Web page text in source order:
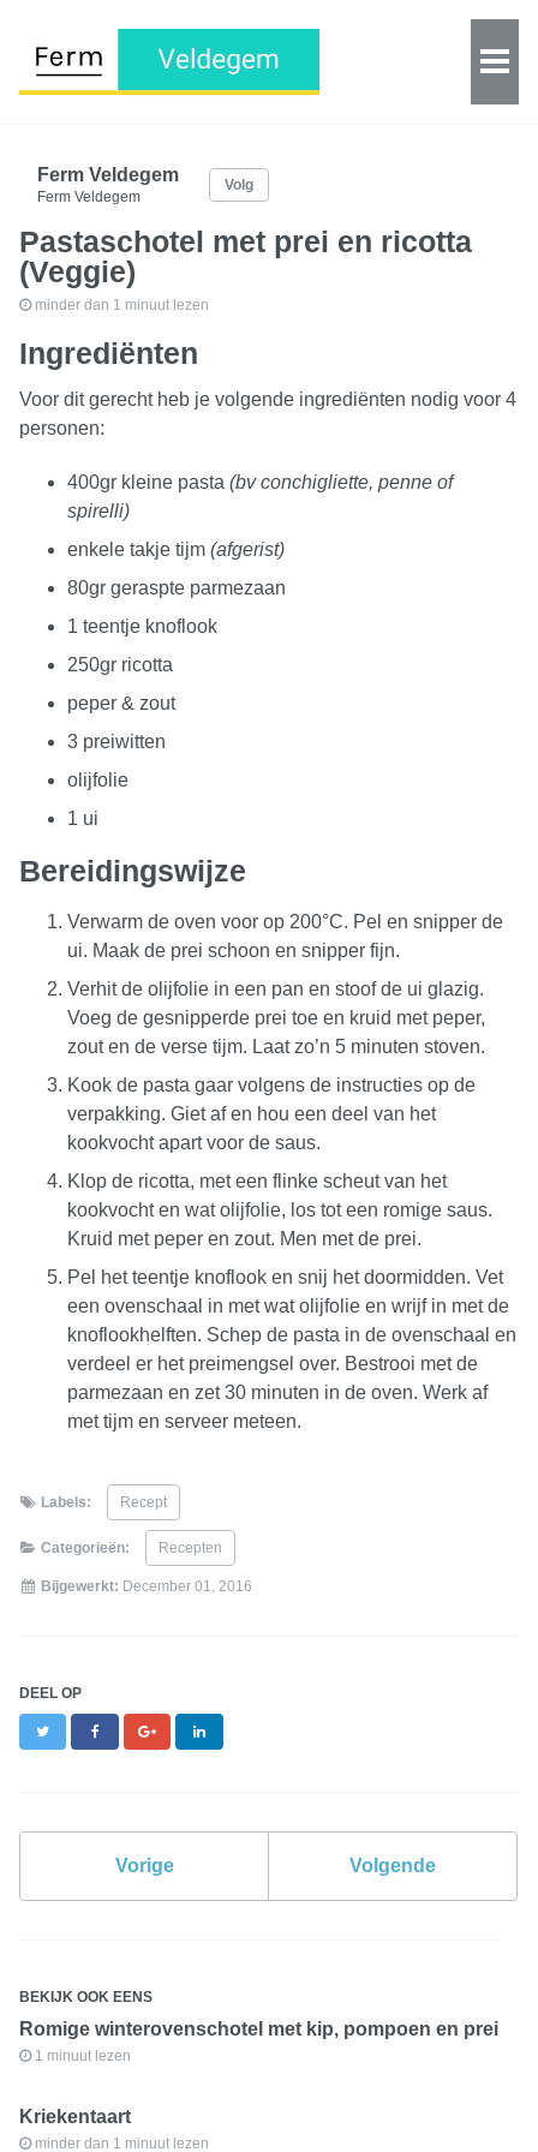
Ferm Veldegem
Ferm Veldegem
Volg
Pastaschotel met prei en ricotta
(Veggie)
minder dan 1 minuut lezen
Ingrediënten
Voor dit gerecht heb je volgende ingrediënten nodig voor 4
personen:
400gr kleine pasta (bv conchigliette, penne of
spirelli)
enkele takje tijm (afgerist)
80gr geraspte parmezaan
1 teentje knoflook
250gr ricotta
peper & zout
3 preiwitten
olijfolie
1 ui
Bereidingswijze
Verwarm de oven voor op 200°C. Pel en snipper de
ui. Maak de prei schoon en snipper fijn.
Verhit de olijfolie in een pan en stoof de ui glazig.
Voeg de gesnipperde prei toe en kruid met peper,
zout en de verse tijm. Laat zo’n 5 minuten stoven.
Kook de pasta gaar volgens de instructies op de
verpakking. Giet af en hou een deel van het
kookvocht apart voor de saus.
Klop de ricotta, met een flinke scheut van het
kookvocht en wat olijfolie, los tot een romige saus.
Kruid met peper en zout. Men met de prei.
Pel het teentje knoflook en snij het doormidden. Vet
een ovenschaal in met wat olijfolie en wrijf in met de
knoflookhelften. Schep de pasta in de ovenschaal en
verdeel er het preimengsel over. Bestrooi met de
parmezaan en zet 30 minuten in de oven. Werk af
met tijm en serveer meteen.
Labels: Recept
Categorieën: Recepten
Bijgewerkt: December 01, 2016
DEEL OP
Twitter FacebookGoogle+
Vorige Volgende
BEKIJK OOK EENS
Romige winterovenschotel met kip, pompoen en prei
1 minuut lezen
Kriekentaart
minder dan 1 minuut lezen